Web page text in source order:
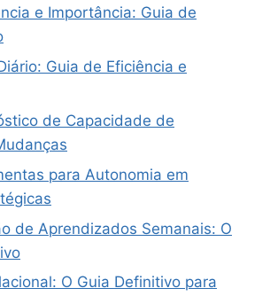
e Importância: Guia de
Guia de Eficiência e
de Capacidade de
para Autonomia em
de Aprendizados Semanais: O
O Guia Definitivo para